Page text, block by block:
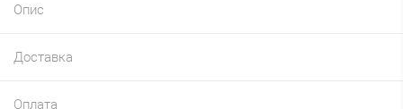
Опис
Доставка
Оплата